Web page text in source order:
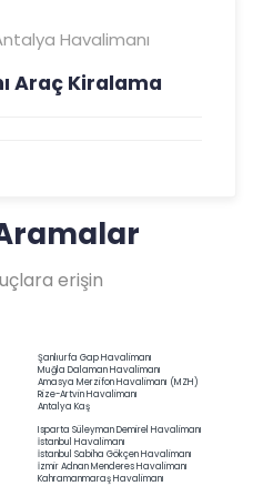
Havalimanı
Araç Kiralama
erişin
Şanlıurfa Gap Havalimanı
Muğla Dalaman Havalimanı
Amasya Merzifon Havalimanı (MZH)
Rize-Artvin Havalimanı
Antalya Kaş
Isparta Süleyman Demirel Havalimanı
İstanbul Havalimanı
İstanbul Sabiha Gökçen Havalimanı
İzmir Adnan Menderes Havalimanı
Kahramanmaraş Havalimanı